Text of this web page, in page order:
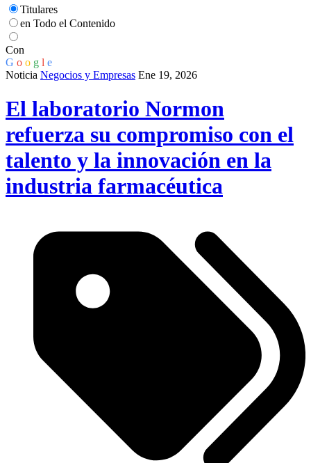
Titulares
en Todo el Contenido
Con
G o o g l e
Noticia Negocios y Empresas Ene 19, 2026
El laboratorio Normon
refuerza su compromiso con el
talento y la innovación en la
industria farmacéutica